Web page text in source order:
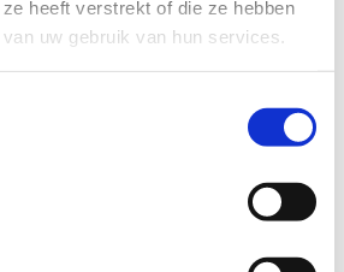
heeft verstrekt of die ze hebben
uw gebruik van hun services.